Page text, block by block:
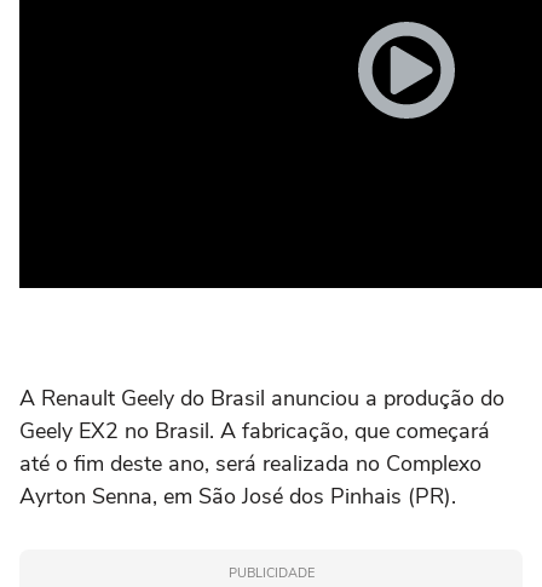
A Renault Geely do Brasil anunciou a produção do
Geely EX2 no Brasil. A fabricação, que começará
até o fim deste ano, será realizada no Complexo
Ayrton Senna, em São José dos Pinhais (PR).
PUBLICIDADE